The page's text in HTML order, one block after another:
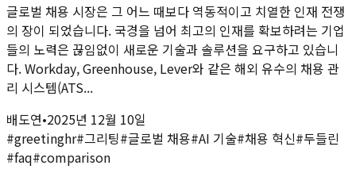
글로벌 채용 시장은 그 어느 때보다 역동적이고 치열한 인재 전쟁
의 장이 되었습니다. 국경을 넘어 최고의 인재를 확보하려는 기업
들의 노력은 끊임없이 새로운 기술과 솔루션을 요구하고 있습니
다. Workday, Greenhouse, Lever와 같은 해외 유수의 채용 관
리 시스템(ATS...
배도연•2025년 12월 10일
#greetinghr#그리팅#글로벌 채용#AI 기술#채용 혁신#두들린
#faq#comparison